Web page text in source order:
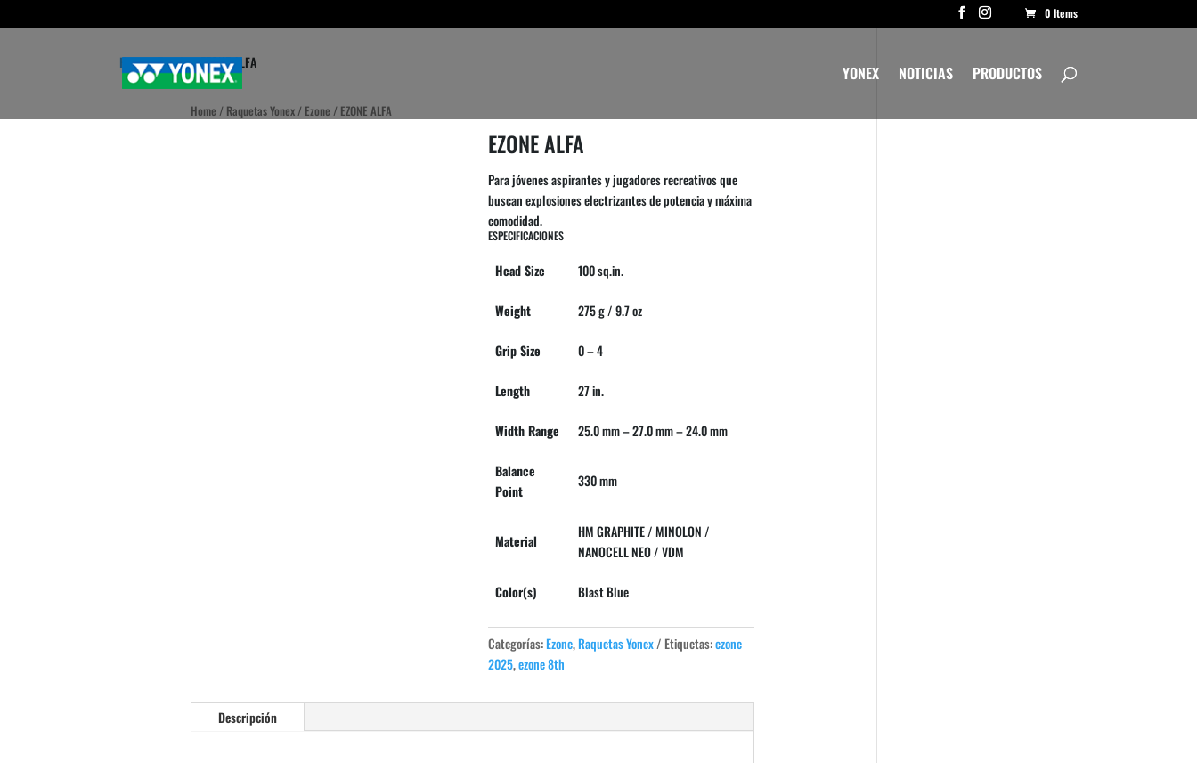
0 Items
YONEX NOTICIAS PRODUCTOS
Home»Tienda»EZONE ALFA
Home / Raquetas Yonex/ Ezone / EZONE ALFA
EZONE ALFA
Para jóvenes aspirantes y jugadores recreativos que
buscan explosiones electrizantes de potencia y máxima
comodidad.
ESPECIFICACIONES
Head Size 100 sq.in.
Weight 275 g / 9.7 oz
Grip Size 0 – 4
Length 27 in.
Width Range 25.0 mm – 27.0 mm – 24.0 mm
Balance
Point
330 mm
Material
HM GRAPHITE / MINOLON /
NANOCELL NEO / VDM
Color(s) Blast Blue
Categorías:Ezone,Raquetas Yonex Etiquetas:ezone
2025,ezone 8th
Descripción